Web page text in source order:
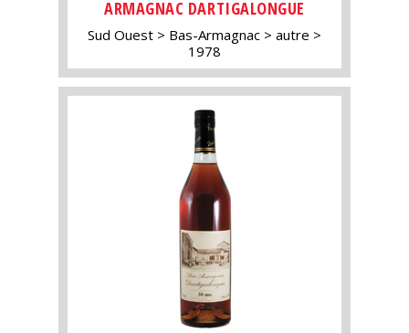
ARMAGNAC DARTIGALONGUE
Sud Ouest Bas-Armagnac
autre
1978